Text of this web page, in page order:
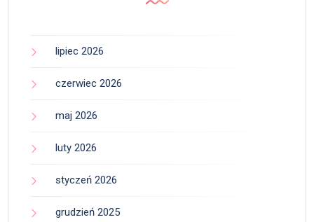
lipiec 2026
czerwiec 2026
maj 2026
luty 2026
styczeń 2026
grudzień 2025